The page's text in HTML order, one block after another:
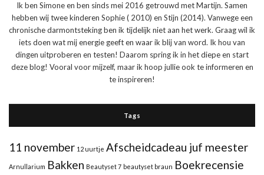
Ik ben Simone en ben sinds mei 2016 getrouwd met Martijn. Samen
hebben wij twee kinderen Sophie ( 2010) en Stijn (2014). Vanwege een
chronische darmontsteking ben ik tijdelijk niet aan het werk. Graag wil ik
iets doen wat mij energie geeft en waar ik blij van word. Ik hou van
dingen uitproberen en testen! Daarom spring ik in het diepe en start
deze blog! Vooral voor mijzelf, maar ik hoop jullie ook te informeren en
te inspireren!
Tags
11 november 12 uurtje Afscheidcadeau juf meester
Arnullarium Bakken Beautyset 7 beautyset braun Boekrecensie